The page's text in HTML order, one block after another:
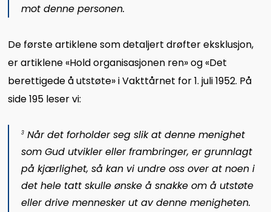
mot denne personen.
De første artiklene som detaljert drøfter eksklusjon,
er artiklene «Hold organisasjonen ren» og «Det
berettigede å utstøte» i Vakttårnet for 1. juli 1952. På
side 195 leser vi:
3 Når det forholder seg slik at denne menighet
som Gud utvikler eller frambringer, er grunnlagt
på kjærlighet, så kan vi undre oss over at noen i
det hele tatt skulle ønske å snakke om å utstøte
eller drive mennesker ut av denne menigheten.